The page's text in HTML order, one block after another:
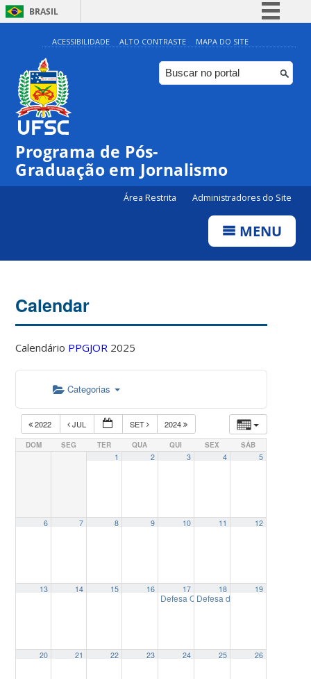
BRASIL
Simplifique!
Comunica BR
Participe
ACESSIBILIDADE ALTO CONTRASTE MAPA DO SITE
Programa de Pós-
Graduação em Jornalismo
Área Restrita Administradores do Site
MENU
Calendar
Calendário PPGJOR 2025
Categorias
2022 JUL SET 2024
DOM SEG TER QUA QUI SEX SÁB
1 2 3 4 5
6 7 8 9 10 11 12
13 14 15 16 17
Defesa Qualificação de Doutorado:
18
Defesa de Dissertação: “O
19
20 21 22 23 24 25 26